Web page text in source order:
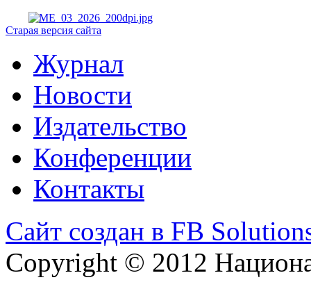
Старая версия сайта
Журнал
Новости
Издательство
Конференции
Контакты
Сайт создан в FB
Copyright © 2012